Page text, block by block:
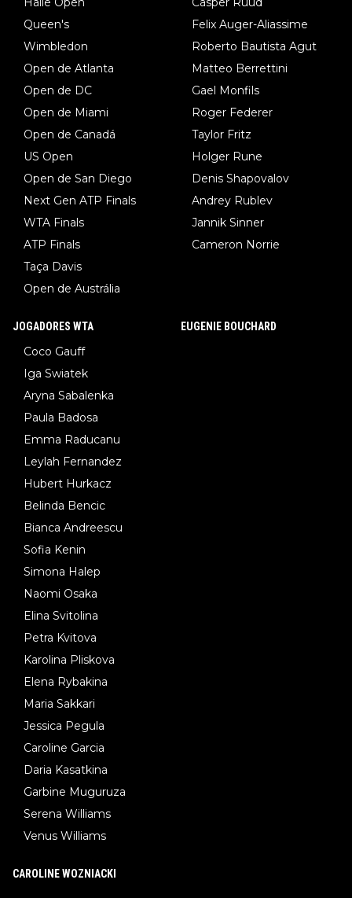
Queen's
Wimbledon
Open de Atlanta
Open de DC
Open de Miami
Open de Canadá
US Open
Open de San Diego
Next Gen ATP Finals
WTA Finals
ATP Finals
Taça Davis
Open de Austrália
Felix Auger-Aliassime
Roberto Bautista Agut
Matteo Berrettini
Gael Monfils
Roger Federer
Taylor Fritz
Holger Rune
Denis Shapovalov
Andrey Rublev
Jannik Sinner
Cameron Norrie
JOGADORES WTA
Coco Gauff
Iga Swiatek
Aryna Sabalenka
Paula Badosa
Emma Raducanu
Leylah Fernandez
Hubert Hurkacz
Belinda Bencic
Bianca Andreescu
Sofia Kenin
Simona Halep
Naomi Osaka
Elina Svitolina
Petra Kvitova
Karolina Pliskova
Elena Rybakina
Maria Sakkari
Jessica Pegula
Caroline Garcia
Daria Kasatkina
Garbine Muguruza
Serena Williams
Venus Williams
EUGENIE BOUCHARD
CAROLINE WOZNIACKI